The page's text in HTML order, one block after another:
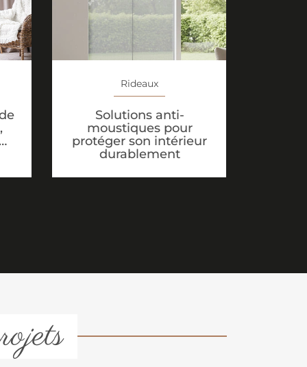
Rideaux
Solutions anti-
moustiques pour
protéger son intérieur
durablement